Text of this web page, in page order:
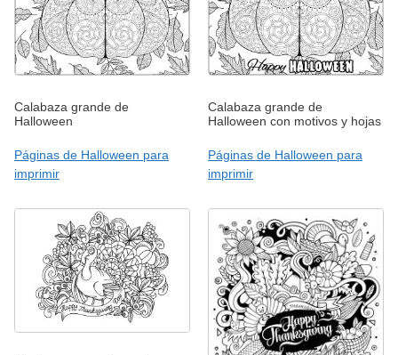
Calabaza grande de
Halloween
Páginas de Halloween para
imprimir
Calabaza grande de
Halloween con motivos y hojas
Páginas de Halloween para
imprimir